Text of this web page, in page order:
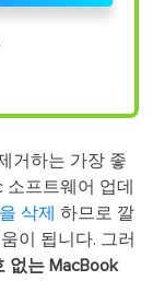
거하는 가장 좋
프트웨어 업데
삭제 하므로 깔
이 됩니다. 그러
없는 MacBook